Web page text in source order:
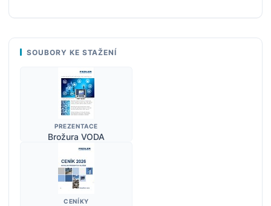
SOUBORY KE STAŽENÍ
PREZENTACE
Brožura VODA
CENÍKY